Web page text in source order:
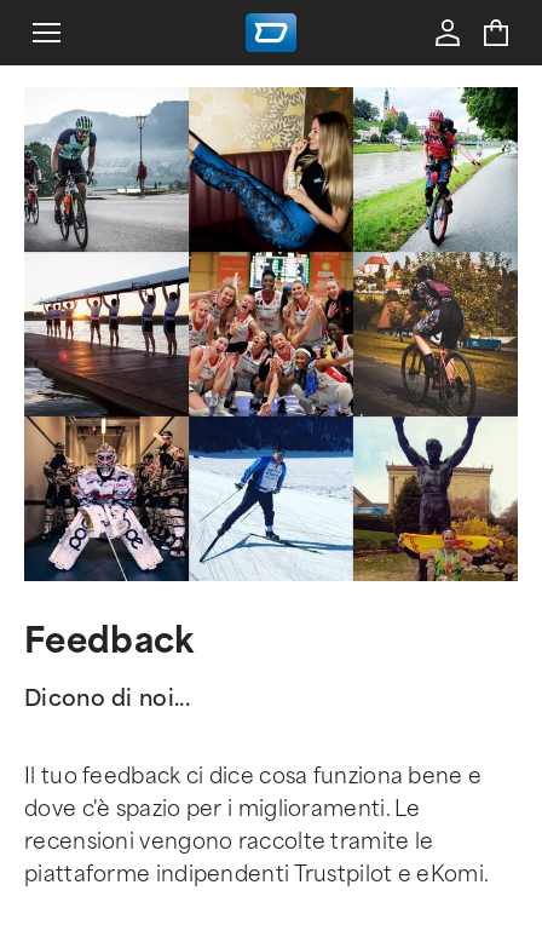
Feedback
Dicono di noi...
Il tuo feedback ci dice cosa funziona bene e
dove c'è spazio per i miglioramenti. Le
recensioni vengono raccolte tramite le
piattaforme indipendenti Trustpilot e eKomi.